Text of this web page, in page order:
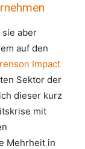
sie aber
auf den
Impact
Sektor der
dieser kurz
mit
Mehrheit in